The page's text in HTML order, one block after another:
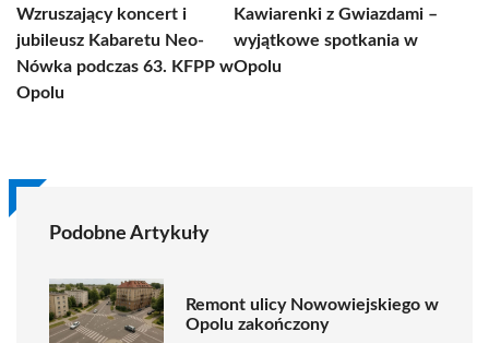
Wzruszający koncert i
jubileusz Kabaretu Neo-
Nówka podczas 63. KFPP w
Opolu
Kawiarenki z Gwiazdami –
wyjątkowe spotkania w
Opolu
Podobne Artykuły
Remont ulicy Nowowiejskiego w
Opolu zakończony